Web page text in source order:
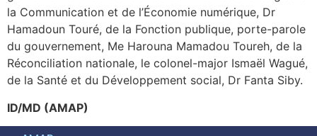
la Communication et de l’Économie numérique, Dr
Hamadoun Touré, de la Fonction publique, porte-parole
du gouvernement, Me Harouna Mamadou Toureh, de la
Réconciliation nationale, le colonel-major Ismaël Wagué,
de la Santé et du Développement social, Dr Fanta Siby.
ID/MD (AMAP)